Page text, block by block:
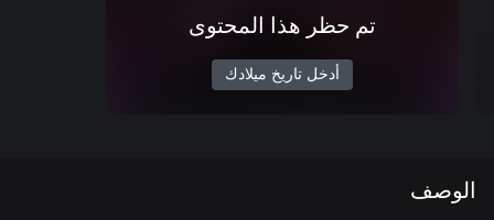
تم حظر هذا المحتوى
أدخل تاريخ ميلادك
الوصف